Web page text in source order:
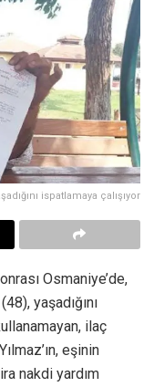
ispatlamaya çalışıyor
Osmaniye’de,
yaşadığını
ilaç
eşinin
nakdi yardım